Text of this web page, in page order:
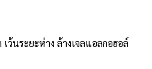
ว้นระยะห่าง ล้างเจลแอลกอฮอล์